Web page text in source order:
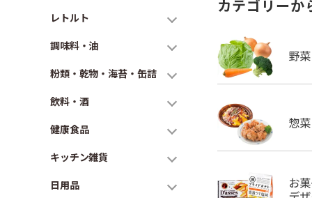
レトルト
調味料・油
粉類・乾物・海苔・缶詰
飲料・酒
健康食品
キッチン雑貨
日用品
カテゴリーか